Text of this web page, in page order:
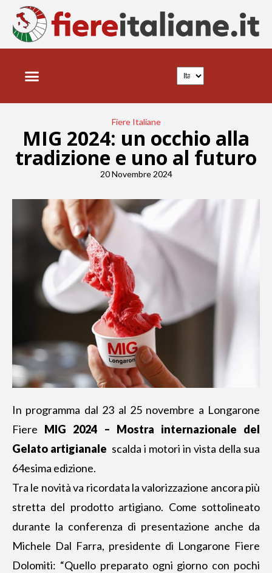
Fiere Italiane
MIG 2024: un occhio alla
tradizione e uno al futuro
20 Novembre 2024
In programma dal 23 al 25 novembre a Longarone
Fiere MIG 2024 – Mostra internazionale del
Gelato artigianale scalda i motori in vista della sua
64esima edizione.
Tra le novità va ricordata la valorizzazione ancora più
stretta del prodotto artigiano. Come sottolineato
durante la conferenza di presentazione anche da
Michele Dal Farra, presidente di Longarone Fiere
Dolomiti: “Quello preparato ogni giorno con pochi